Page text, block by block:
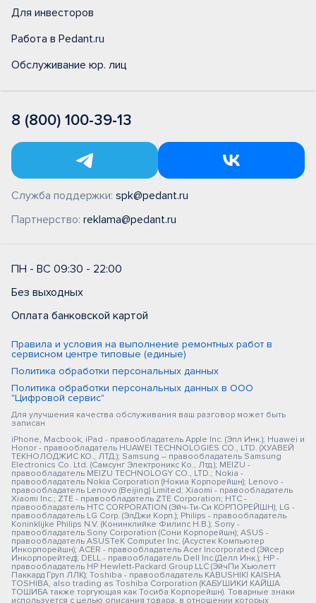
Для инвесторов
Работа в Pedant.ru
Обслуживание юр. лиц
8 (800) 100-39-13
Служба поддержки: spk@pedant.ru
Партнерство: reklama@pedant.ru
ПН - ВС 09:30 - 22:00
Без выходных
Оплата банковской картой
Правила и условия на выполнение ремонтных работ в
сервисном центре типовые (единые)
Политика обработки персональных данных
Политика обработки персональных данных в ООО
"Цифровой сервис"
Для улучшения качества обслуживания ваш разговор может быть
записан
iPhone, Macbook, iPad - правообладатель Apple Inc. (Эпл Инк.); Huawei и
Honor - правообладатель HUAWEI TECHNOLOGIES CO., LTD. (ХУАВЕЙ
ТЕКНОЛОДЖИС КО., ЛТД.); Samsung – правообладатель Samsung
Electronics Co. Ltd. (Самсунг Электроникс Ко., Лтд.); MEIZU -
правообладатель MEIZU TECHNOLOGY CO., LTD.; Nokia -
правообладатель Nokia Corporation (Нокиа Корпорейшн); Lenovo -
правообладатель Lenovo (Beijing) Limited; Xiaomi - правообладатель
Xiaomi Inc.; ZTE - правообладатель ZTE Corporation; HTC -
правообладатель HTC CORPORATION (Эйч-Ти-Си КОРПОРЕЙШН); LG -
правообладатель LG Corp. (ЭлДжи Корп.); Philips - правообладатель
Koninklijke Philips N.V. (Конинклийке Филипс Н.В.); Sony -
правообладатель Sony Corporation (Сони Корпорейшн); ASUS -
правообладатель ASUSTeK Computer Inc. (Асустек Компьютер
Инкорпорейшн); ACER - правообладатель Acer Incorporated (Эйсер
Инкорпорейтед); DELL - правообладатель Dell Inc.(Делл Инк.); HP -
правообладатель HP Hewlett-Packard Group LLC (ЭйчПи Хьюлетт
Паккард Груп ЛЛК); Toshiba - правообладатель KABUSHIKI KAISHA
TOSHIBA, also trading as Toshiba Corporation (КАБУШИКИ КАЙША
ТОШИБА также торгующая как Тосиба Корпорейшн). Товарные знаки
используется с целью описания товара, в отношении которых